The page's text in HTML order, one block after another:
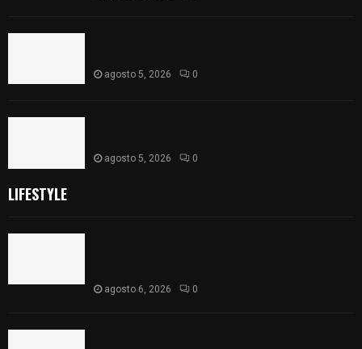
agosto 5, 2026 0
agosto 5, 2026 0
LIFESTYLE
agosto 6, 2026 0